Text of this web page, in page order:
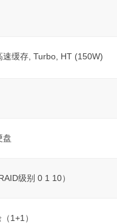
缓存, Turbo, HT (150W)
盘
级别 0 1 10）
1+1）